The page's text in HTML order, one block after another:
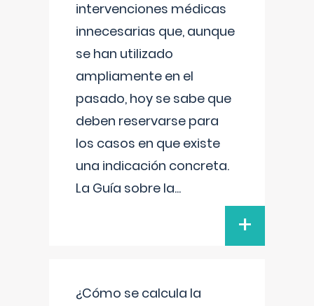
intervenciones médicas
innecesarias que, aunque
se han utilizado
ampliamente en el
pasado, hoy se sabe que
deben reservarse para
los casos en que existe
una indicación concreta.
La Guía sobre la...
+
¿Cómo se calcula la